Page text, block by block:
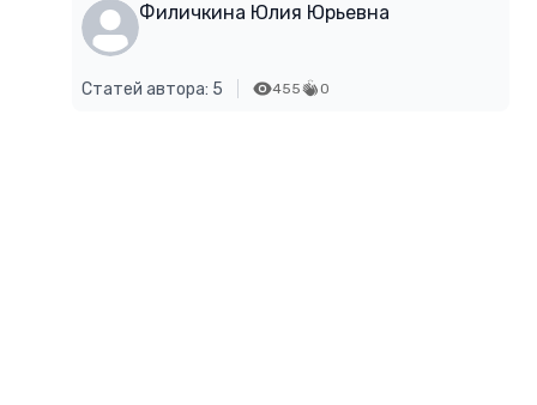
Филичкина Юлия Юрьевна
Статей автора: 5 455 0